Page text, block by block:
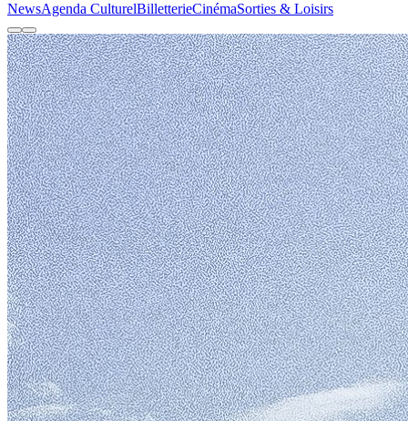
NewsAgenda CulturelBilletterieCinémaSorties & Loisirs